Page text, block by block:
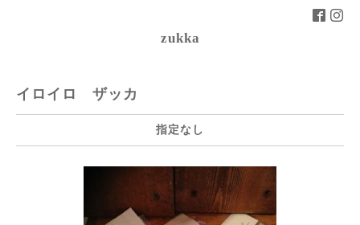
zukka
イロイロ ザッカ
指定なし